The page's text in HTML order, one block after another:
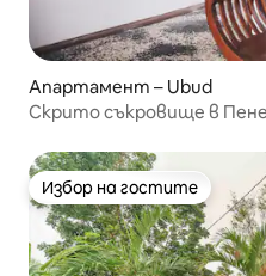
Апартамент – Ubud
Скрито съкровище в
Избор на гостите
Избор на гостите